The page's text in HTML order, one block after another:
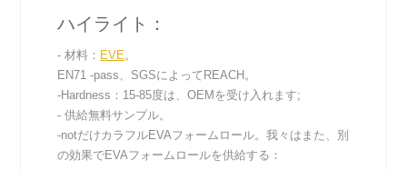
ハイライト：
- 材料： EVE 。
EN71 -pass、SGSによってREACH。
-Hardness：15-85度は、OEMを受け入れます;
- 供給無料サンプル。
-notだけカラフルEVAフォームロール。我々はまた、別
の効果でEVAフォームロールを供給する：